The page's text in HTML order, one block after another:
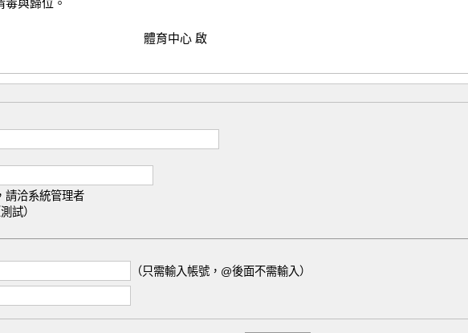
與歸位。
請洽系統管理者
試）
（只需輸入帳號，@後面不需輸入）